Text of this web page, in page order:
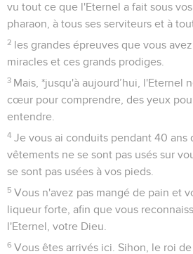
vu tout ce que l'Eternel a fait sous
pharaon, à tous ses serviteurs et à
2 les grandes épreuves que vous
miracles et ces grands prodiges.
3 Mais, *jusqu'à aujourd’hui, l'Eternel
cœur pour comprendre, des yeux
entendre.
4 Je vous ai conduits pendant 40 ans
vêtements ne se sont pas usés sur
se sont pas usées à vos pieds.
5 Vous n'avez pas mangé de pain et
liqueur forte, afin que vous
l'Eternel, votre Dieu.
6 Vous êtes arrivés ici. Sihon, le roi